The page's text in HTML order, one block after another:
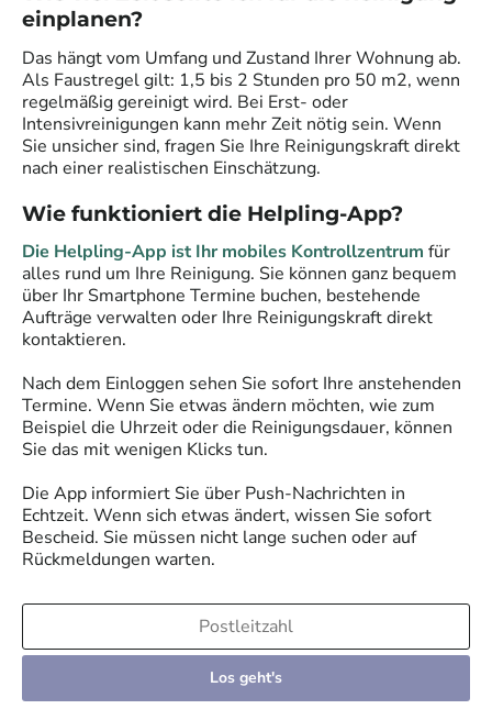
einplanen?
Das hängt vom Umfang und Zustand Ihrer Wohnung ab.
Als Faustregel gilt: 1,5 bis 2 Stunden pro 50 m2, wenn
regelmäßig gereinigt wird. Bei Erst- oder
Intensivreinigungen kann mehr Zeit nötig sein. Wenn
Sie unsicher sind, fragen Sie Ihre Reinigungskraft direkt
nach einer realistischen Einschätzung.
Wie funktioniert die Helpling-App?
Die Helpling-App ist Ihr mobiles Kontrollzentrum für
alles rund um Ihre Reinigung. Sie können ganz bequem
über Ihr Smartphone Termine buchen, bestehende
Aufträge verwalten oder Ihre Reinigungskraft direkt
kontaktieren.
Nach dem Einloggen sehen Sie sofort Ihre anstehenden
Termine. Wenn Sie etwas ändern möchten, wie zum
Beispiel die Uhrzeit oder die Reinigungsdauer, können
Sie das mit wenigen Klicks tun.
Die App informiert Sie über Push-Nachrichten in
Echtzeit. Wenn sich etwas ändert, wissen Sie sofort
Bescheid. Sie müssen nicht lange suchen oder auf
Rückmeldungen warten.
Los geht's